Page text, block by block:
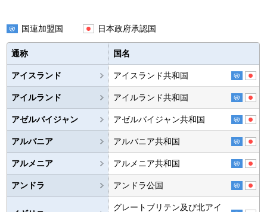
国連加盟国 日本政府承認国
通称 国名
アイスランド アイスランド共和国
アイルランド アイルランド共和国
アゼルバイジャン アゼルバイジャン共和国
アルバニア アルバニア共和国
アルメニア アルメニア共和国
アンドラ アンドラ公国
グレートブリテン及び北アイ